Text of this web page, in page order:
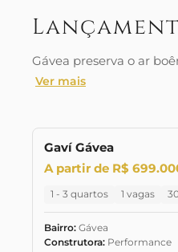
Gávea preserva o ar
Ver mais
LANÇAMENTO
Gaví Gávea
A partir de R$
1 - 3 quartos 1 vagas
Bairro: Gávea
Construtora: Performance